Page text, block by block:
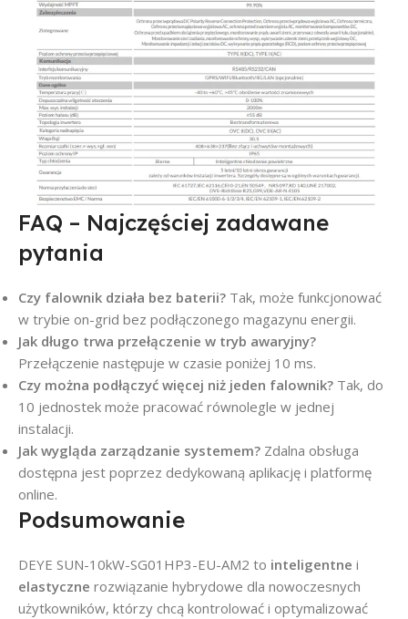
FAQ – Najczęściej zadawane
pytania
Czy falownik działa bez baterii? Tak, może funkcjonować
w trybie on-grid bez podłączonego magazynu energii.
Jak długo trwa przełączenie w tryb awaryjny?
Przełączenie następuje w czasie poniżej 10 ms.
Czy można podłączyć więcej niż jeden falownik? Tak, do
10 jednostek może pracować równolegle w jednej
instalacji.
Jak wygląda zarządzanie systemem? Zdalna obsługa
dostępna jest poprzez dedykowaną aplikację i platformę
online.
Podsumowanie
DEYE SUN-10kW-SG01HP3-EU-AM2 to inteligentne i
elastyczne rozwiązanie hybrydowe dla nowoczesnych
użytkowników, którzy chcą kontrolować i optymalizować